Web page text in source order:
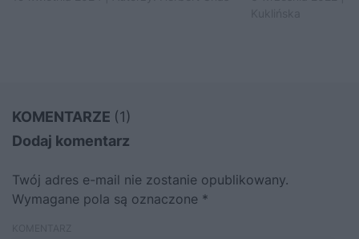
KOMENTARZE (1)
Dodaj komentarz
Twój adres e-mail nie zostanie opublikowany.
Wymagane pola są oznaczone *